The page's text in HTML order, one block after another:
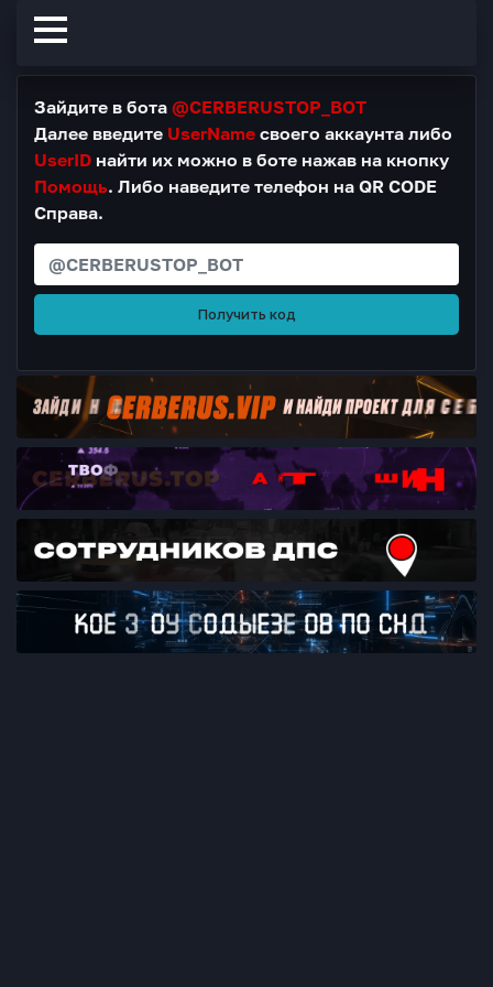
Зайдите в бота @CERBERUSTOP_BOT
Далее введите UserName своего аккаунта либо
UserID найти их можно в боте нажав на кнопку
Помощь. Либо наведите телефон на QR CODE
Справа.
Получить код